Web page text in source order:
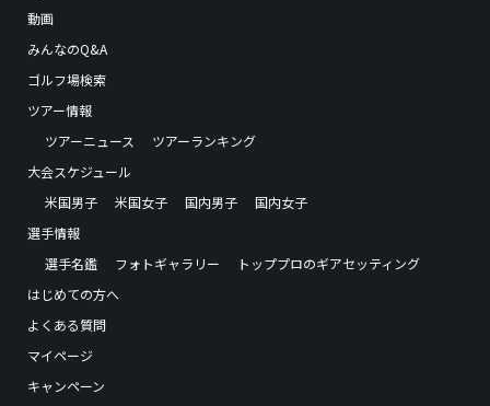
動画
みんなのQ&A
ゴルフ場検索
ツアー情報
ツアーニュース
ツアーランキング
大会スケジュール
米国男子
米国女子 国内男子
国内女子
選手情報
選手名鑑
フォトギャラリー
トッププロのギアセッティング
はじめての方へ
よくある質問
マイページ
キャンペーン